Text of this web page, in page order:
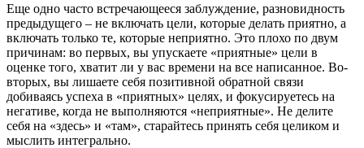
Еще одно часто встречающееся заблуждение, разновидность
предыдущего – не включать цели, которые делать приятно, а
включать только те, которые неприятно. Это плохо по двум
причинам: во первых, вы упускаете «приятные» цели в
оценке того, хватит ли у вас времени на все написанное. Во-
вторых, вы лишаете себя позитивной обратной связи
добиваясь успеха в «приятных» целях, и фокусируетесь на
негативе, когда не выполняются «неприятные». Не делите
себя на «здесь» и «там», старайтесь принять себя целиком и
мыслить интегрально.